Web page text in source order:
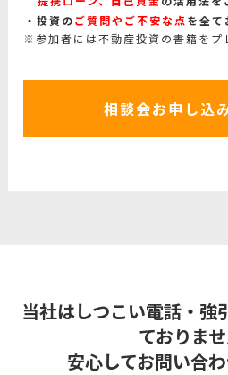
投資のご質問やご不安な点 を全て
※参加者には不動産投資の書籍をプ
相談会お申し込
当社はしつこい電話・強
ておりませ
安心してお問い合わ